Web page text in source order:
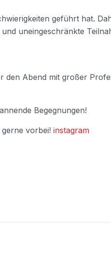
geführt hat.
uneingeschränkte
den Abend mit großer
Begegnungen!
vorbei! instagram